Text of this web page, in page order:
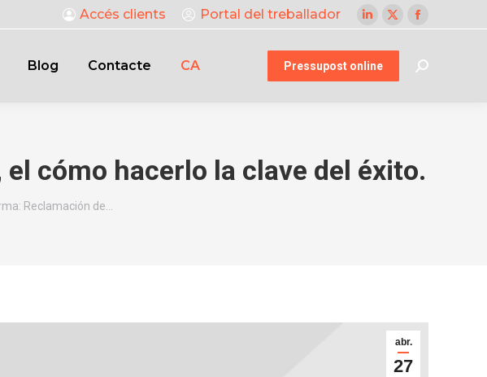
Accés clients Portal del treballador
Linkedin
opens
X
opens
Facebook
opens
Blog Contacte CA Pressupost online Search:
cómo hacerlo la clave del éxito.
Reclamación de…
abr.
27